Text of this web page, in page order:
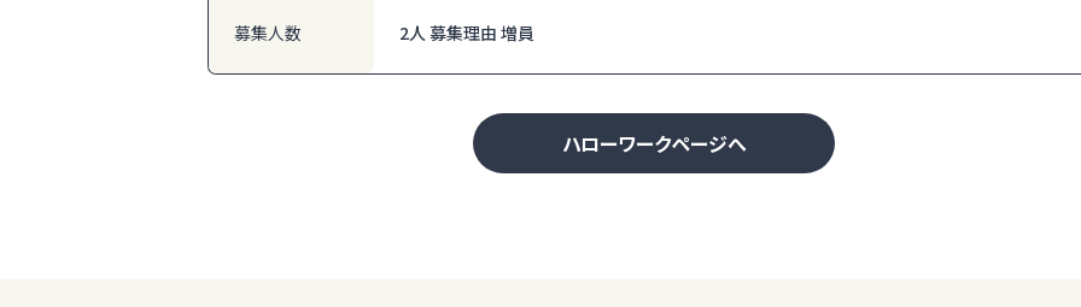
募集人数 2人 募集理由 増員
ハローワークページへ